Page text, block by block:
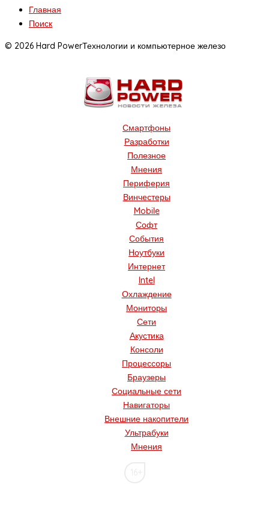
Главная
Поиск
© 2026 Hard PowerТехнологии и компьютерное железо
Смартфоны
Разработки
Полезное
Мнения
Периферия
Винчестеры
Mobile
Софт
События
Ноутбуки
Интернет
Intel
Охлаждение
Мониторы
Сети
Акустика
Консоли
Процессоры
Браузеры
Социальные сети
Навигаторы
Внешние накопители
Ультрабуки
Мнения